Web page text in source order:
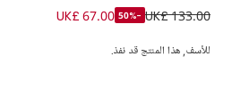
تيشيرت قطن لون عاجي للبنات
UK£ 133.00
-50%
UK£ 67.00
للأسف, هذا المنتج قد نفذ.